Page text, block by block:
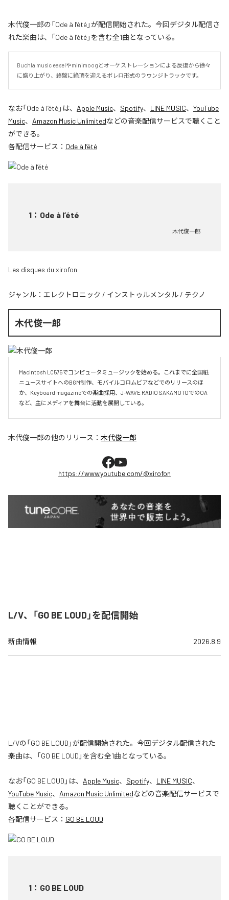
木代俊一郎の「Ode à l’été」が配信開始された。今回デジタル配信さ
れた楽曲は、「Ode à l’été」を含む全1曲となっている。
Buchla music easelやminimoogとオーケストレーションによる反復から徐々
に盛り上がり、終盤に絶頂を迎えるボレロ形式のラウンジトラックです。
なお「Ode à l’été」は、 Apple Music、 Spotify、 LINE MUSIC、 YouTube
Music、 Amazon Music Unlimitedなどの音楽配信サービスで聴くこと
ができる。
各配信サービス： Ode à l’été
1 ： Ode à l’été
木代俊一郎
Les disques du xirofon
ジャンル： エレクトロニック / インストゥルメンタル / テクノ
木代俊一郎
Macintosh LC575でコンピュータミュージックを始める。これまでに全国紙
ニュースサイトへのBGM制作、モバイルコロムビアなどでのリリースのほ
か、Keyboard magazineでの楽曲採用、J-WAVE RADIO SAKAMOTOでのOA
など、主にメディアを舞台に活動を展開している。
木代俊一郎の他のリリース： 木代俊一郎
https://www.youtube.com/@xirofon
L/V、「GO BE LOUD」を配信開始
新曲情報 2026.8.9
L/Vの「GO BE LOUD」が配信開始された。今回デジタル配信された
楽曲は、「GO BE LOUD」を含む全1曲となっている。
なお「GO BE LOUD 」は、 Apple Music、 Spotify、 LINE MUSIC、
YouTube Music、 Amazon Music Unlimitedなどの音楽配信サービスで
聴くことができる。
各配信サービス： GO BE LOUD
1 ： GO BE LOUD